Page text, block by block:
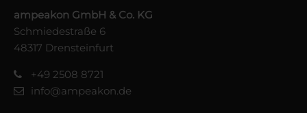
ampeakon GmbH & Co. KG
Schmiedestraße 6
48317 Drensteinfurt
+49 2508 8721
info@ampeakon.de